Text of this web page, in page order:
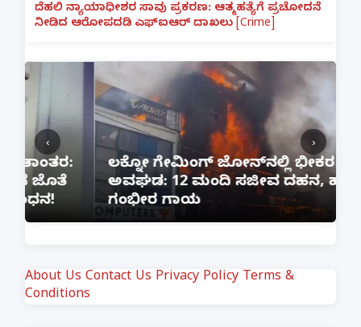
ದೆಹಲಿ ನ್ಯಾಯಾಧೀಶರ ಸಾವು ಪ್ರಕರಣ: ಆತ್ಮಹತ್ಯೆಗೆ ಪ್ರಚೋದನೆ
ನೀಡಿದ ಆರೋಪದಡಿ ಎಫ್‌ಐಆರ್ ದಾಖಲು [Crime]
ಲಕ್ನೋ ಗೇಮಿಂಗ್ ಜೋನ್‌ನಲ್ಲಿ ಭೀಕರ ಅಗ್ನಿ
ಅವಘಡ: 12 ಮಂದಿ ಸಜೀವ ದಹನ, ಹಲವರಿಗೆ
ಗಂಭೀರ ಗಾಯ
‹ ›
About Us Contact Us Privacy Policy Terms &
Conditions